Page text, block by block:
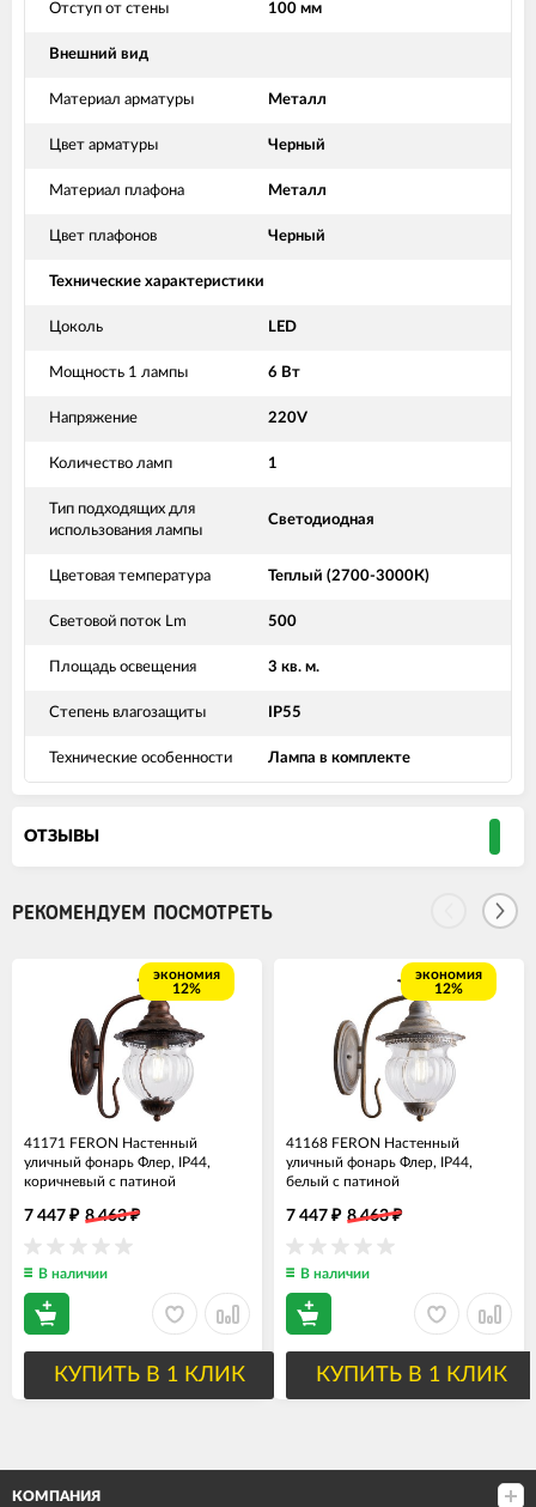
Отступ от стены 100 мм
Внешний вид
Материал арматуры Металл
Цвет арматуры Черный
Материал плафона Металл
Цвет плафонов Черный
Технические характеристики
Цоколь LED
Мощность 1 лампы 6 Вт
Напряжение 220V
Количество ламп 1
Тип подходящих для
использования лампы
Светодиодная
Цветовая температура Теплый (2700-3000К)
Световой поток Lm 500
Площадь освещения 3 кв. м.
Степень влагозащиты IP55
Технические особенности Лампа в комплекте
ОТЗЫВЫ
РЕКОМЕНДУЕМ ПОСМОТРЕТЬ
экономия
12%
41171 FERON Настенный
уличный фонарь Флер, IP44,
коричневый с патиной
7 447 ₽ 8 463₽
В наличии
КУПИТЬ В 1 КЛИК
экономия
12%
41168 FERON Настенный
уличный фонарь Флер, IP44,
белый с патиной
7 447 ₽ 8 463₽
В наличии
КУПИТЬ В 1 КЛИК
КОМПАНИЯ